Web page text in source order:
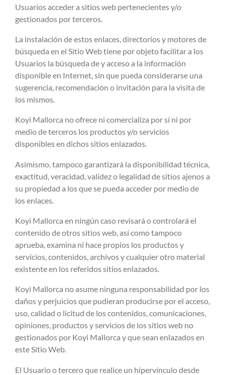
Usuarios acceder a sitios web pertenecientes y/o
gestionados por terceros.
La instalación de estos enlaces, directorios y motores de
búsqueda en el Sitio Web tiene por objeto facilitar a los
Usuarios la búsqueda de y acceso a la información
disponible en Internet, sin que pueda considerarse una
sugerencia, recomendación o invitación para la visita de
los mismos.
Koyi Mallorca no ofrece ni comercializa por sí ni por
medio de terceros los productos y/o servicios
disponibles en dichos sitios enlazados.
Asimismo, tampoco garantizará la disponibilidad técnica,
exactitud, veracidad, validez o legalidad de sitios ajenos a
su propiedad a los que se pueda acceder por medio de
los enlaces.
Koyi Mallorca en ningún caso revisará o controlará el
contenido de otros sitios web, así como tampoco
aprueba, examina ni hace propios los productos y
servicios, contenidos, archivos y cualquier otro material
existente en los referidos sitios enlazados.
Koyi Mallorca no asume ninguna responsabilidad por los
daños y perjuicios que pudieran producirse por el acceso,
uso, calidad o licitud de los contenidos, comunicaciones,
opiniones, productos y servicios de los sitios web no
gestionados por Koyi Mallorca y que sean enlazados en
este Sitio Web.
El Usuario o tercero que realice un hipervínculo desde